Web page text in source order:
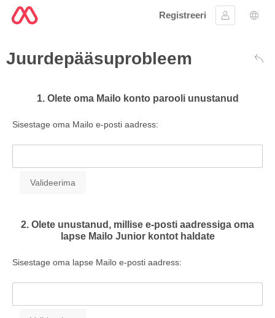
Registreeri
Logi sisse
Juurdepääsuprobleem
1. Olete oma Mailo konto parooli unustanud
Sisestage oma Mailo e-posti aadress:
2. Olete unustanud, millise e-posti aadressiga oma
lapse Mailo Junior kontot haldate
Sisestage oma lapse Mailo e-posti aadress: